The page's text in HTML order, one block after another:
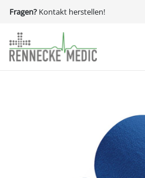
Fragen? Kontakt herstellen!